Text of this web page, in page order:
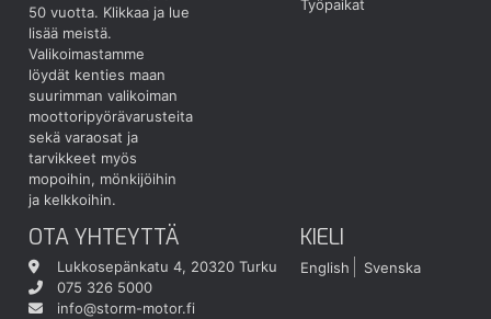
50 vuotta. Klikkaa ja lue
lisää meistä.
Valikoimastamme
löydät kenties maan
suurimman valikoiman
moottoripyörävarusteita
sekä varaosat ja
tarvikkeet myös
mopoihin, mönkijöihin
ja kelkkoihin.
Työpaikat
OTA YHTEYTTÄ
Lukkosepänkatu 4, 20320 Turku
075 326 5000
info@storm-motor.fi
KIELI
English Svenska